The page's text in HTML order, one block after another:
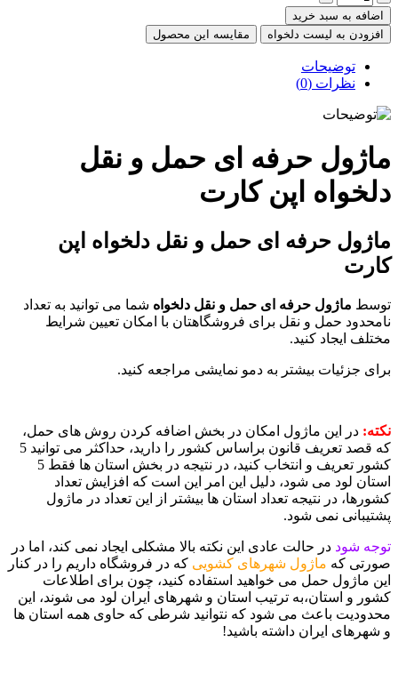
به سبد خرید
به لیست دلخواه
مقایسه این محصول
توضیحات
نظرات (0)
حرفه ای حمل و نقل
اپن کارت
حرفه ای حمل و نقل دلخواه اپن
ماژول حرفه ای حمل و نقل دلخواهشما می توانید به تعداد
حمل و نقل برای فروشگاهتان با امکان تعیین شرایط
ایجاد کنید.
جزئیات بیشتر به دمو نمایشی مراجعه کنید.
در این ماژول امکان در بخش اضافه کردن روش های حمل،
که قصد تعریف قانون براساس کشور را دارید، حداکثر می توانید 5
کشور تعریف و انتخاب کنید، در نتیجه در بخش استان ها فقط 5
لود می شود، دلیل این امر این است که افزایش تعداد
در نتیجه تعداد استان ها بیشتر از این تعداد در ماژول
نمی شود.
شوددر حالت عادی این نکته بالا مشکلی ایجاد نمی کند، اما در
که ماژول شهرهای کشوییکه در فروشگاه داریم را در کنار
ماژول حمل می خواهید استفاده کنید، چون برای اطلاعات
و استان،به ترتیب استان و شهرهای ایران لود می شوند، این
باعث می شود که نتوانید شرطی که حاوی همه استان ها
ایران داشته باشید!